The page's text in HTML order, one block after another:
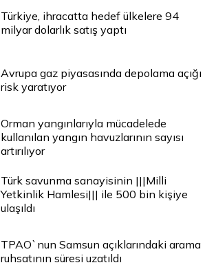
Türkiye, ihracatta hedef ülkelere 94
milyar dolarlık satış yaptı
Avrupa gaz piyasasında depolama açığı
risk yaratıyor
Orman yangınlarıyla mücadelede
kullanılan yangın havuzlarının sayısı
artırılıyor
Türk savunma sanayisinin |||Milli
Yetkinlik Hamlesi||| ile 500 bin kişiye
ulaşıldı
TPAO`nun Samsun açıklarındaki arama
ruhsatının süresi uzatıldı